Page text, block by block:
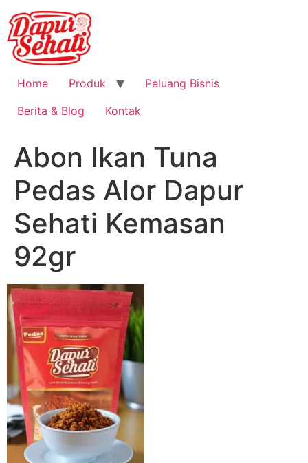
Home Produk
Peluang Bisnis
Berita & Blog
Kontak
Abon Ikan Tuna
Pedas Alor Dapur
Sehati Kemasan
92gr